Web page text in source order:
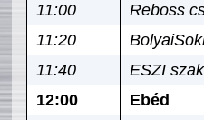
11:00
Reboss
11:20
11:40
ESZI
12:00
Ebéd